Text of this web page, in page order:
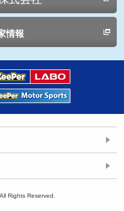
情報
Rights Reserved.